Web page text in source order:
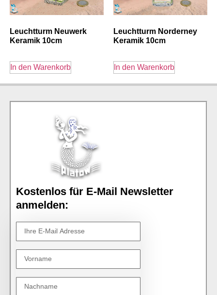
Leuchtturm Neuwerk
Keramik 10cm
In den Warenkorb
Leuchtturm Norderney
Keramik 10cm
In den Warenkorb
Kostenlos für E-Mail Newsletter
anmelden: